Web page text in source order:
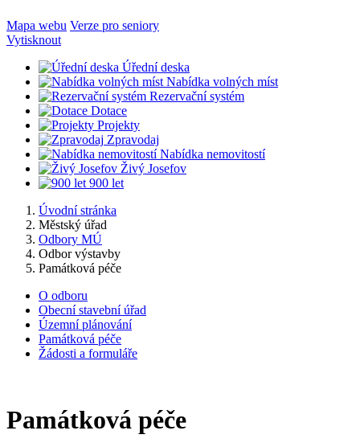
Mapa webu Verze pro seniory
Vytisknout
Úřední deska
Nabídka volných míst
Rezervační systém
Dotace
Projekty
Zpravodaj
Nabídka nemovitostí
Živý Josefov
900 let
Úvodní stránka
Městský úřad
Odbory MÚ
Odbor výstavby
Památková péče
O odboru
Obecní stavební úřad
Územní plánování
Památková péče
Žádosti a formuláře
Památková péče